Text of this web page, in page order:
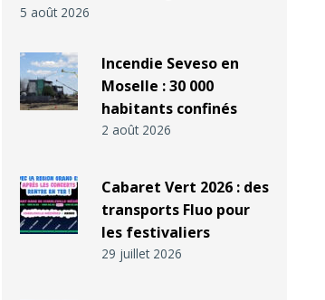
5 août 2026
Incendie Seveso en
Moselle : 30 000
habitants confinés
2 août 2026
Cabaret Vert 2026 : des
transports Fluo pour
les festivaliers
29 juillet 2026